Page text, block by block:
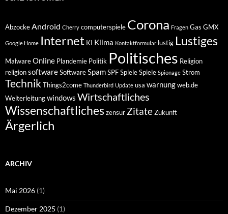
AbzockeAndroid Cherry computerspiele Corona Fragen Gas GMX
Google Home Internet KI Klima Kontaktformular lustig Lustiges
MalwareOnline Plandemie Politik Politisches Religion
religionsoftwareSoftwareSpamSPFSpieleSpiele Spionage Strom
TechnikThings2come Thunderbird Update usa warnungweb.de
Weiterleitungwindows Wirtschaftliches
Wissenschaftliches zensur ZitateZukunft
Ärgerlich
ARCHIV
Mai 2026 (1)
Dezember 2025 (1)